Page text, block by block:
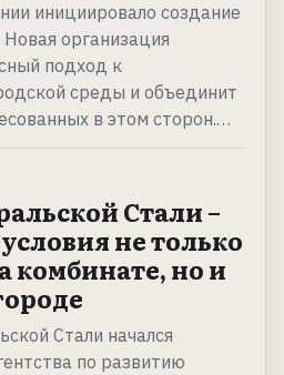
инициировало создание
организация
подход к
среды и объединит
в этом сторон.…
Стали –
не только
комбинате, но и
Стали начался
по развитию